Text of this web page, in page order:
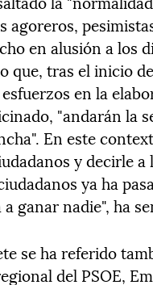
agoreros,
en alusión a los
que, tras el inicio
en la
"andarán la
En este
y decirle
ya ha
ganar nadie", ha
se ha referido
del PSOE,